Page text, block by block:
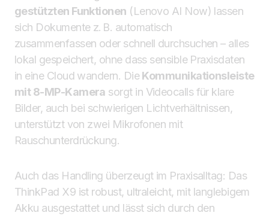
gestützten Funktionen (Lenovo AI Now) lassen
sich Dokumente z. B. automatisch
zusammenfassen oder schnell durchsuchen – alles
lokal gespeichert, ohne dass sensible Praxisdaten
in eine Cloud wandern. DieKommunikationsleiste
mit 8-MP-Kamera sorgt in Videocalls für klare
Bilder, auch bei schwierigen Lichtverhältnissen,
unterstützt von zwei Mikrofonen mit
Rauschunterdrückung.
Auch das Handling überzeugt im Praxisalltag: Das
ThinkPad X9 ist robust, ultraleicht, mit langlebigem
Akku ausgestattet und lässt sich durch den